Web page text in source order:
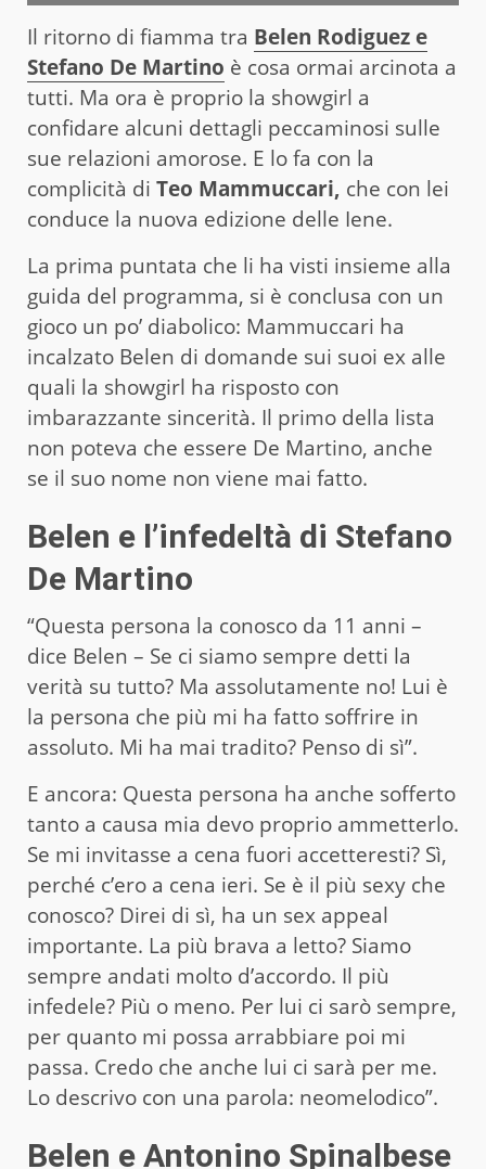
Il ritorno di fiamma tra Belen Rodiguez e
Stefano De Martino è cosa ormai arcinota a
tutti. Ma ora è proprio la showgirl a
confidare alcuni dettagli peccaminosi sulle
sue relazioni amorose. E lo fa con la
complicità di Teo Mammuccari, che con lei
conduce la nuova edizione delle Iene.
La prima puntata che li ha visti insieme alla
guida del programma, si è conclusa con un
gioco un po’ diabolico: Mammuccari ha
incalzato Belen di domande sui suoi ex alle
quali la showgirl ha risposto con
imbarazzante sincerità. Il primo della lista
non poteva che essere De Martino, anche
se il suo nome non viene mai fatto.
Belen e l’infedeltà di Stefano
De Martino
“Questa persona la conosco da 11 anni –
dice Belen – Se ci siamo sempre detti la
verità su tutto? Ma assolutamente no! Lui è
la persona che più mi ha fatto soffrire in
assoluto. Mi ha mai tradito? Penso di sì”.
E ancora: Questa persona ha anche sofferto
tanto a causa mia devo proprio ammetterlo.
Se mi invitasse a cena fuori accetteresti? Sì,
perché c’ero a cena ieri. Se è il più sexy che
conosco? Direi di sì, ha un sex appeal
importante. La più brava a letto? Siamo
sempre andati molto d’accordo. Il più
infedele? Più o meno. Per lui ci sarò sempre,
per quanto mi possa arrabbiare poi mi
passa. Credo che anche lui ci sarà per me.
Lo descrivo con una parola: neomelodico”.
Belen e Antonino Spinalbese